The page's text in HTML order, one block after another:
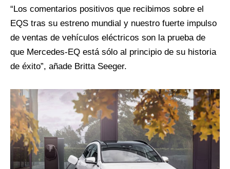
“Los comentarios positivos que recibimos sobre el
EQS tras su estreno mundial y nuestro fuerte impulso
de ventas de vehículos eléctricos son la prueba de
que Mercedes-EQ está sólo al principio de su historia
de éxito”, añade Britta Seeger.